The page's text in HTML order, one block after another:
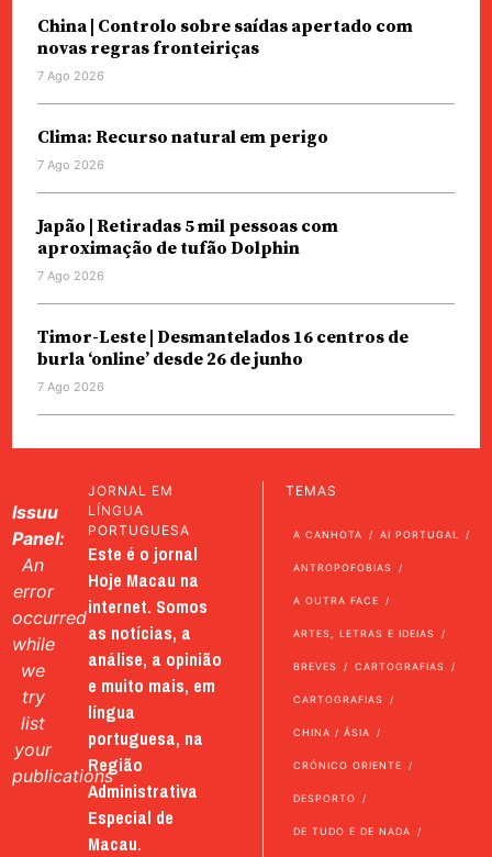
China | Controlo sobre saídas apertado com
novas regras fronteiriças
7 Ago 2026
Clima: Recurso natural em perigo
7 Ago 2026
Japão | Retiradas 5 mil pessoas com
aproximação de tufão Dolphin
7 Ago 2026
Timor-Leste | Desmantelados 16 centros de
burla ‘online’ desde 26 de junho
7 Ago 2026
Issuu
Panel:
An
error
occurred
while
we
try
list
your
publications
JORNAL EM
LÍNGUA
PORTUGUESA
Este é o jornal
Hoje Macau na
internet. Somos
as notícias, a
análise, a opinião
e muito mais, em
língua
portuguesa, na
Região
Administrativa
Especial de
Macau.
TEMAS
A CANHOTA AI PORTUGAL
ANTROPOFOBIAS
A OUTRA FACE
ARTES, LETRAS E IDEIAS
BREVES CARTOGRAFIAS
CARTOGRAFIAS
CHINA / ÁSIA
CRÓNICO ORIENTE
DESPORTO
DE TUDO E DE NADA